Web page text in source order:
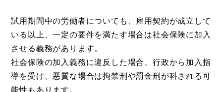
試用期間中の労働者についても、雇用契約が成立して
いる以上、一定の要件を満たす場合は社会保険に加入
させる義務があります。
社会保険の加入義務に違反した場合、行政から加入指
導を受け、悪質な場合は拘禁刑や罰金刑が科される可
能性もあります。